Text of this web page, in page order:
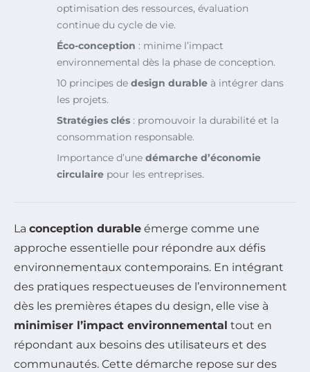
optimisation des ressources, évaluation
continue du cycle de vie.
Éco-conception : minime l’impact
environnemental dès la phase de conception.
10 principes de design durable à intégrer dans
les projets.
Stratégies clés : promouvoir la durabilité et la
consommation responsable.
Importance d’une démarche d’économie
circulaire pour les entreprises.
La conception durable émerge comme une
approche essentielle pour répondre aux défis
environnementaux contemporains. En intégrant
des pratiques respectueuses de l’environnement
dès les premières étapes du design, elle vise à
minimiser l’impact environnemental tout en
répondant aux besoins des utilisateurs et des
communautés. Cette démarche repose sur des